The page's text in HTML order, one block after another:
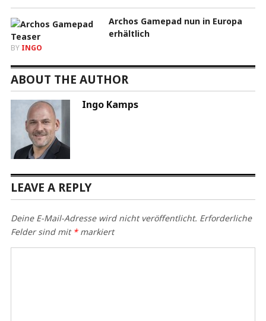
Archos Gamepad nun in Europa
erhältlich
BY INGO
ABOUT THE AUTHOR
Ingo Kamps
LEAVE A REPLY
Deine E-Mail-Adresse wird nicht veröffentlicht. Erforderliche
Felder sind mit *markiert